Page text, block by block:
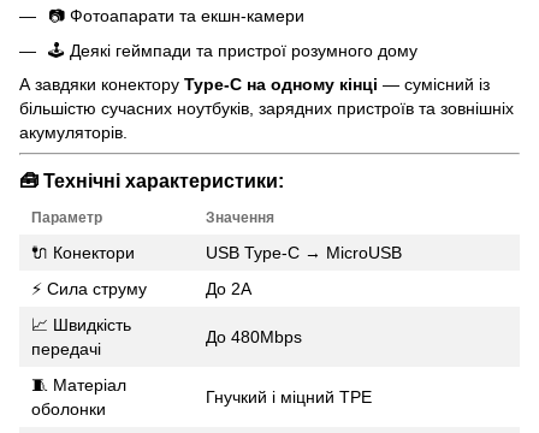
📷 Фотоапарати та екшн-камери
🕹️ Деякі геймпади та пристрої розумного дому
А завдяки конектору Type-C на одному кінці — сумісний із
більшістю сучасних ноутбуків, зарядних пристроїв та зовнішніх
акумуляторів.
🧰 Технічні характеристики:
Параметр Значення
🔌 Конектори
USB Type-C → MicroUSB
⚡ Сила струму
До 2A
📈 Швидкість
передачі
До 480Mbps
🧵 Матеріал
оболонки
Гнучкий і міцний TPE